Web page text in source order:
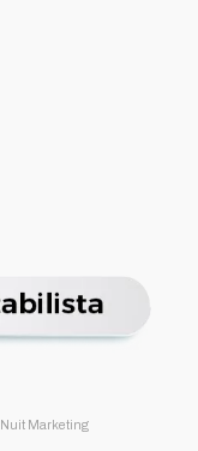
Nuit Marketing